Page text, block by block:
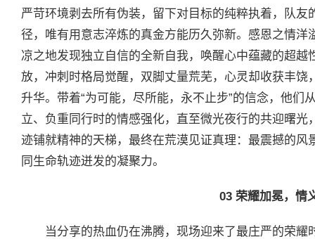
严苛环境剥去所有伪装，留下对目标的纯粹执着，队
径，唯有用意志淬炼的真金方能历久弥新。感恩之情
凉之地发现独立自信的全新自我，唤醒心中蕴藏的超
放，冲刺时格局觉醒，双脚丈量荒芜，心灵却收获丰
升华。带着“为可能，尽所能，永不止步”的信念，他们
立、负重同行时的情感强化，直至微光夜行的共迎曙
迹铺就精神的天梯，最终在荒漠见证真理：最震撼的
同生命轨迹迸发的凝聚力。
03 荣耀加冕，情
当分享的热血仍在沸腾，现场迎来了最庄严的荣